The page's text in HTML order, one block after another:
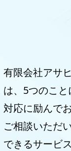
有限会社アサ
は、5つのこ
対応に励んで
ご相談いただ
できるサービ